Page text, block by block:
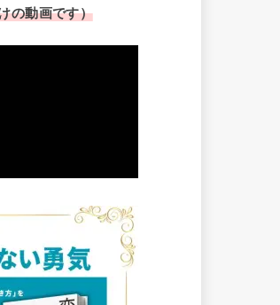
の動画です）